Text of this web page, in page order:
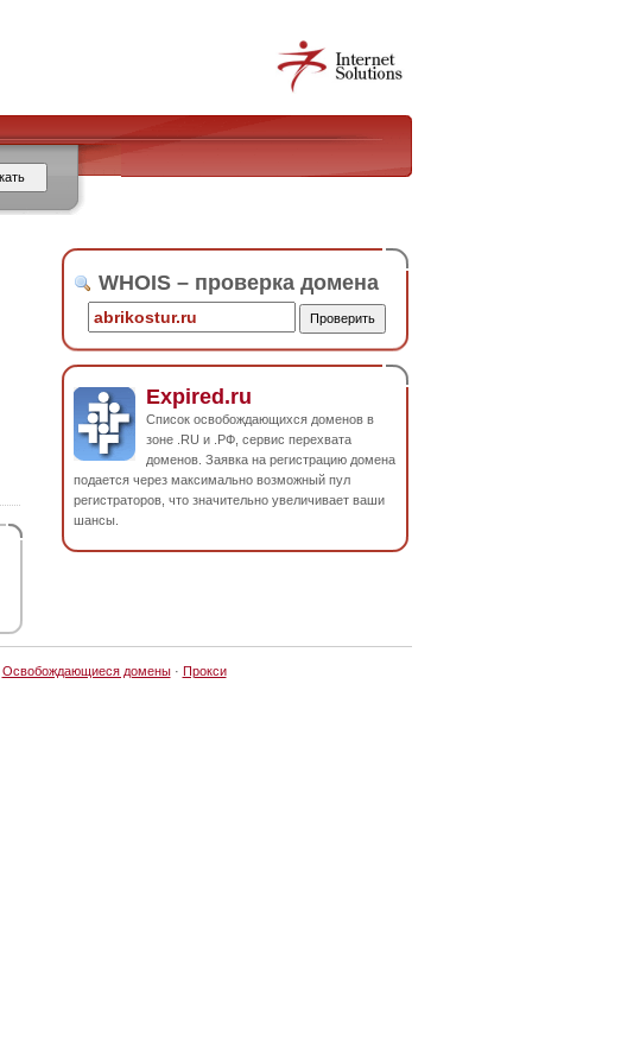
WHOIS – проверка домена
Expired.ru
Список освобождающихся доменов в
зоне .RU и .РФ, сервис перехвата
доменов. Заявка на регистрацию домена
подается через максимально возможный пул
регистраторов, что значительно увеличивает ваши
шансы.
Освобождающиеся домены· Прокси